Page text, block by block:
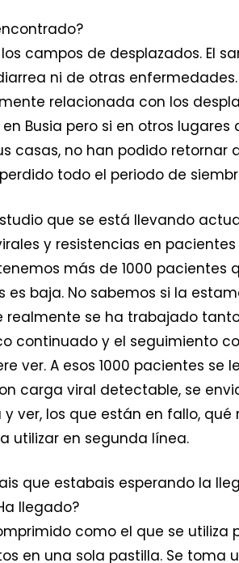
campos de desplazados. El
ni de otras
relacionada con los
Busia pero si en otros
casas, no han podido retornar
todo el periodo de
que se está llevando
y resistencias en
más de 1000
baja. No sabemos si la
realmente se ha trabajado
continuado y el seguimiento
ver. A esos 1000 pacientes
carga viral detectable, se
ver, los que están en fallo,
utilizar en segunda línea.
que estabais esperando la
llegado?
como el que se
en una sola pastilla. Se toma